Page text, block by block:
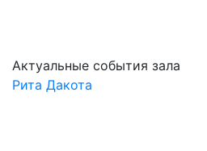
Актуальные события зала
Рита Дакота